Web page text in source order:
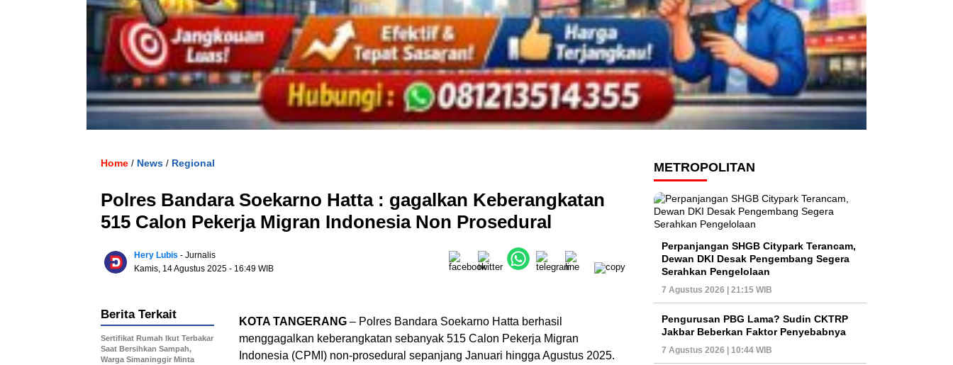
Home / News / Regional
Polres Bandara Soekarno Hatta : gagalkan Keberangkatan
515 Calon Pekerja Migran Indonesia Non Prosedural
Hery Lubis - Jurnalis
Kamis, 14 Agustus 2025 - 16:49 WIB
KOTA TANGERANG – Polres Bandara Soekarno Hatta berhasil
menggagalkan keberangkatan sebanyak 515 Calon Pekerja Migran
Indonesia (CPMI) non-prosedural sepanjang Januari hingga Agustus 2025.
Berita Terkait
Sertifikat Rumah Ikut Terbakar
Saat Bersihkan Sampah,
Warga Simaninggir Minta
METROPOLITAN
Perpanjangan SHGB Citypark Terancam,
Dewan DKI Desak Pengembang Segera
Serahkan Pengelolaan
7 Agustus 2026 | 21:15 WIB
Pengurusan PBG Lama? Sudin CKTRP
Jakbar Beberkan Faktor Penyebabnya
7 Agustus 2026 | 10:44 WIB